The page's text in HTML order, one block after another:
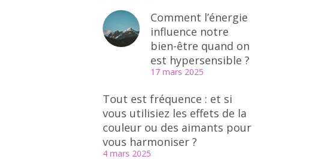
Comment l’énergie
influence notre
bien-être quand on
est hypersensible ?
17 mars 2025
Tout est fréquence : et si
vous utilisiez les effets de la
couleur ou des aimants pour
vous harmoniser ?
4 mars 2025